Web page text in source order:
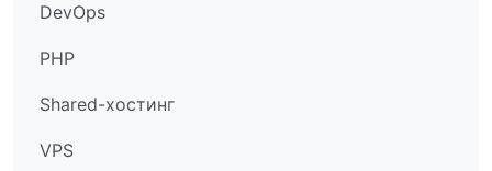
DevOps
PHP
Shared-хостинг
VPS